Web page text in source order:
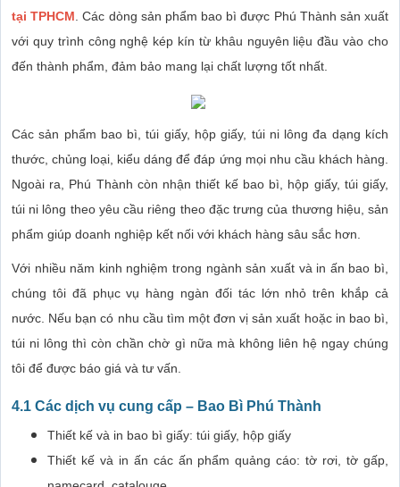
tại TPHCM. Các dòng sản phẩm bao bì được Phú Thành sản xuất
với quy trình công nghệ kép kín từ khâu nguyên liệu đầu vào cho
đến thành phẩm, đảm bảo mang lại chất lượng tốt nhất.
Các sản phẩm bao bì, túi giấy, hộp giấy, túi ni lông đa dạng kích
thước, chủng loại, kiểu dáng để đáp ứng mọi nhu cầu khách hàng.
Ngoài ra, Phú Thành còn nhận thiết kế bao bì, hộp giấy, túi giấy,
túi ni lông theo yêu cầu riêng theo đặc trưng của thương hiệu, sản
phẩm giúp doanh nghiệp kết nối với khách hàng sâu sắc hơn.
Với nhiều năm kinh nghiệm trong ngành sản xuất và in ấn bao bì,
chúng tôi đã phục vụ hàng ngàn đối tác lớn nhỏ trên khắp cả
nước. Nếu bạn có nhu cầu tìm một đơn vị sản xuất hoặc in bao bì,
túi ni lông thì còn chần chờ gì nữa mà không liên hệ ngay chúng
tôi để được báo giá và tư vấn.
4.1 Các dịch vụ cung cấp – Bao Bì Phú Thành
Thiết kế và in bao bì giấy: túi giấy, hộp giấy
Thiết kế và in ấn các ấn phẩm quảng cáo: tờ rơi, tờ gấp,